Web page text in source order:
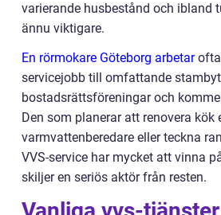
varierande husbestånd och ibland
ännu viktigare.
En rörmokare Göteborg arbetarofta
servicejobb till omfattande
bostadsrättsföreningar och
Den som planerar att renovera kök
varmvattenberedare eller teckna
VVS-service har mycket att vinna
skiljer en seriös aktör från resten.